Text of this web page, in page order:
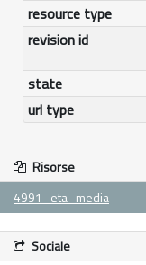
resource type
revision id
state
url type
Risorse
4991_eta_media
Sociale